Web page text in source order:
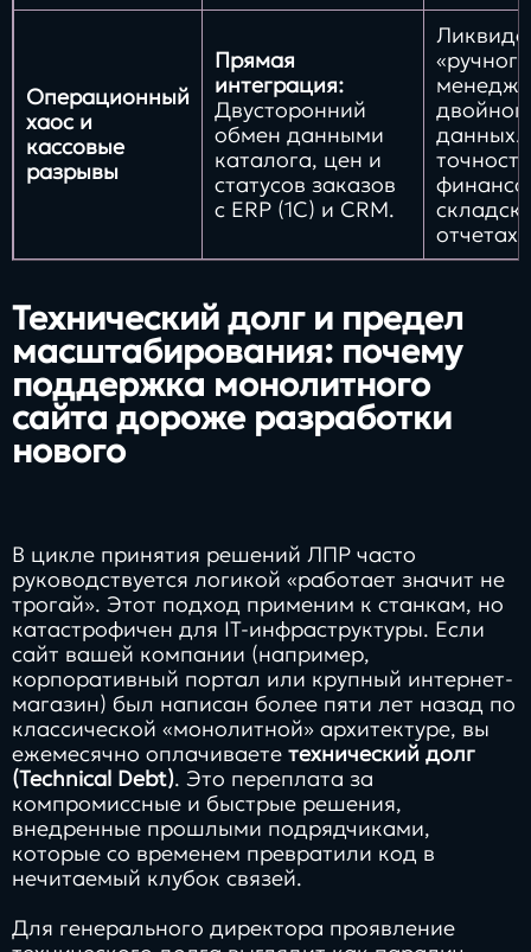
Операционный
хаос и
кассовые
разрывы
Прямая
интеграция:
Двусторонний
обмен данными
каталога, цен и
статусов заказов
с ERP (1С) и CRM.
данных.
отчетах.
Технический долг и предел
масштабирования: почему
поддержка монолитного
сайта дороже разработки
нового
В цикле принятия решений ЛПР часто
руководствуется логикой «работает значит не
трогай». Этот подход применим к станкам, но
катастрофичен для IT-инфраструктуры. Если
сайт вашей компании (например,
корпоративный портал или крупный интернет-
магазин) был написан более пяти лет назад по
классической «монолитной» архитектуре, вы
ежемесячно оплачиваете технический долг
(Technical Debt). Это переплата за
компромиссные и быстрые решения,
внедренные прошлыми подрядчиками,
которые со временем превратили код в
нечитаемый клубок связей.
Для генерального директора проявление